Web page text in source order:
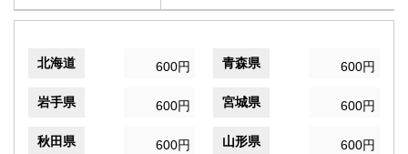
北海道 600円 青森県 600円
岩手県 600円 宮城県 600円
秋田県 600円 山形県 600円